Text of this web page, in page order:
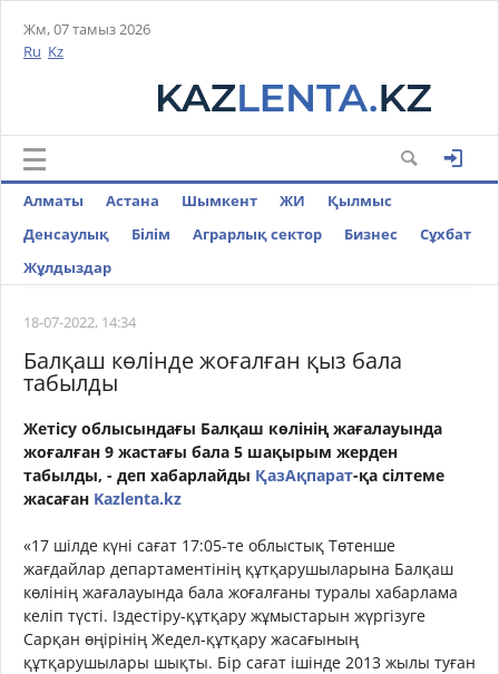
Жм, 07 тамыз 2026
Ru Kz
Алматы Астана Шымкент ЖИ
Қылмыс
Денсаулық
Білім Аграрлық сектор Бизнес
Cұхбат
Жұлдыздар
18-07-2022, 14:34
Балқаш көлінде жоғалған қыз бала
табылды
Жетісу облысындағы Балқаш көлінің жағалауында
жоғалған 9 жастағы бала 5 шақырым жерден
табылды, - деп хабарлайды ҚазАқпарат-қа сілтеме
жасаған Kazlenta.kz
«17 шілде күні сағат 17:05-те облыстық Төтенше
жағдайлар департаментінің құтқарушыларына Балқаш
көлінің жағалауында бала жоғалғаны туралы хабарлама
келіп түсті. Іздестіру-құтқару жұмыстарын жүргізуге
Сарқан өңірінің Жедел-құтқару жасағының
құтқарушылары шықты. Бір сағат ішінде 2013 жылы туған